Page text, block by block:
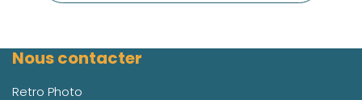
Nous contacter
Retro Photo